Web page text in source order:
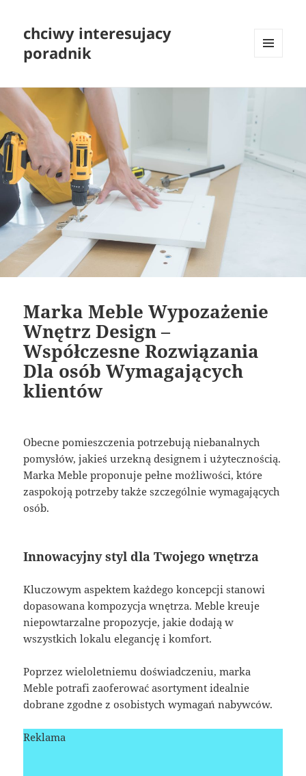
chciwy interesujacy
poradnik
WIDGETY
Marka Meble Wypozażenie
Wnętrz Design –
Współczesne Rozwiązania
Dla osób Wymagających
klientów
Obecne pomieszczenia potrzebują niebanalnych
pomysłów, jakieś urzekną designem i użytecznością.
Marka Meble proponuje pełne możliwości, które
zaspokoją potrzeby także szczególnie wymagających
osób.
Innowacyjny styl dla Twojego wnętrza
Kluczowym aspektem każdego koncepcji stanowi
dopasowana kompozycja wnętrza. Meble kreuje
niepowtarzalne propozycje, jakie dodają w
wszystkich lokalu elegancję i komfort.
Poprzez wieloletniemu doświadczeniu, marka
Meble potrafi zaoferować asortyment idealnie
dobrane zgodne z osobistych wymagań nabywców.
Reklama